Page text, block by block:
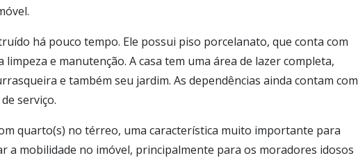
há pouco tempo. Ele possui piso porcelanato, que conta com
e manutenção. A casa tem uma área de lazer completa,
e também seu jardim. As dependências ainda contam com
serviço.
quarto(s) no térreo, uma característica muito importante para
mobilidade no imóvel, principalmente para os moradores idosos